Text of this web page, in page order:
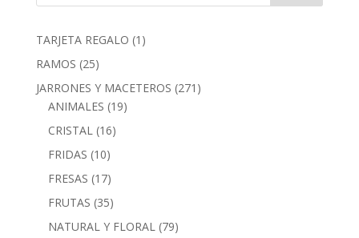
TARJETA REGALO 1 1
RAMOS 2525
productos
JARRONES Y MACETEROS 271 271
ANIMALES 1919
CRISTAL 1616
FRIDAS 1010
productos
FRESAS 1717
productos
FRUTAS 3535
productos
NATURAL Y FLORAL 7979